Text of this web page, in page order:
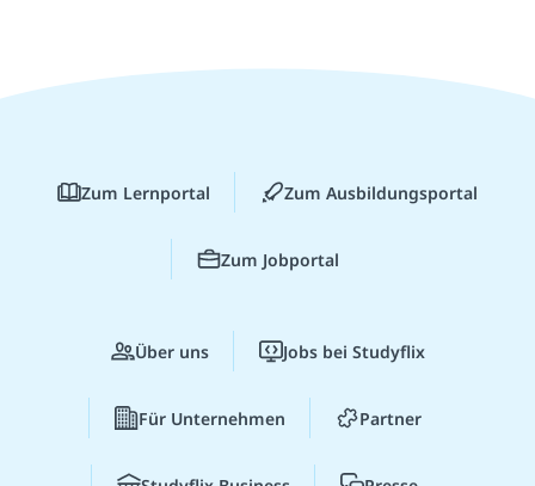
Zum Lernportal Zum Ausbildungsportal
Zum Jobportal
Über uns Jobs bei Studyflix
Für Unternehmen Partner